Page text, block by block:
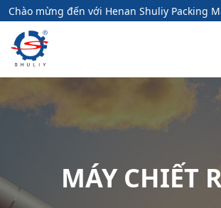
Chào mừng đến với Henan Shuliy Packing
MÁY CHIẾT